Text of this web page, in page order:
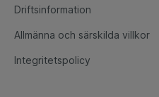
Driftsinformation
Allmänna och särskilda villkor
Integritetspolicy